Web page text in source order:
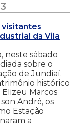
visitantes
da Vila
neste sábado
sobre o
de Jundiaí.
histórico
Marcos
André, os
Estação
a